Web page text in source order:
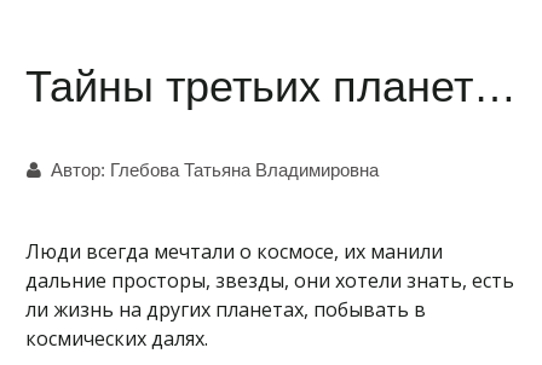
Тайны третьих планет…
Автор: Глебова Татьяна Владимировна
Люди всегда мечтали о космосе, их манили
дальние просторы, звезды, они хотели знать, есть
ли жизнь на других планетах, побывать в
космических далях.